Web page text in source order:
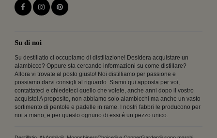
Su di noi
Su destillatio ci occupiamo di distillazione! Desidera acquistare un
alambicco? Oppure sta cercando informazioni su come distillare?
Allora vi trovate al posto giusto! Noi distilliamo per passione e
possiamo darvi consigli al riguardo. Siamo qui apposta per voi,
contattateci e chiedeteci quello che volete, anche anni dopo il vostro
acquisto! A proposito, non abbiamo solo alambicchi ma anche un vasto
sortimento di pentole e padelle in rame. I nostri fabbri le producono per
noi a mano, e per questo ognuno di essi é un pezzo unico.